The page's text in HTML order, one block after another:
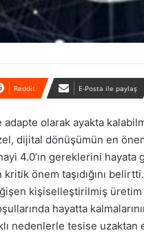
Reddit E-Posta ile paylaş
olarak ayakta
dijital dönüşümün en
4.0’ın gereklerini
önem taşıdığını
kişiselleştirilmiş
hayatta
nedenlerle tesise